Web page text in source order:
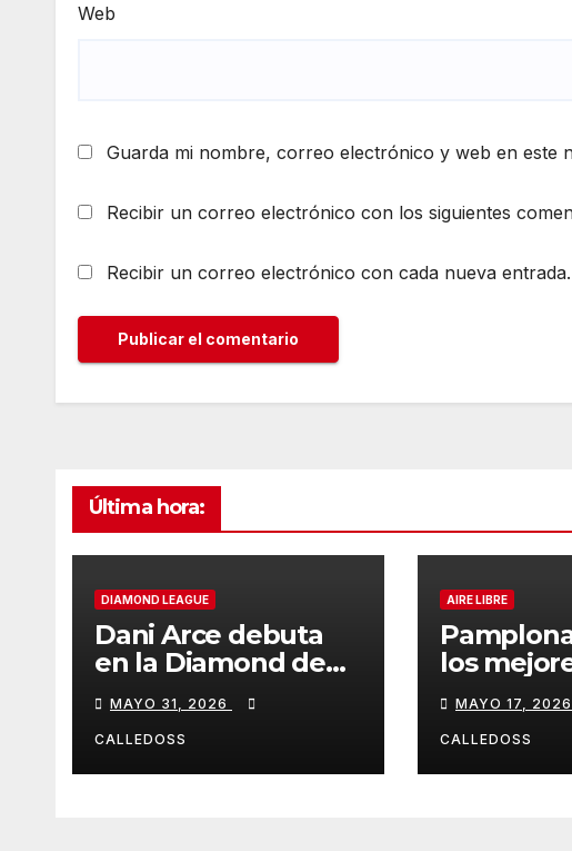
Web
Guarda mi nombre, correo electrónico y web en este
Recibir un correo electrónico con los siguientes
Recibir un correo electrónico con cada nueva entrada.
Última hora:
DIAMOND LEAGUE
Dani Arce debuta
en la Diamond de
MAYO 31, 2026
CALLEDOSS
AIRE LIBRE
los
Iberdrola
MAYO 17, 2026
CALLEDOSS